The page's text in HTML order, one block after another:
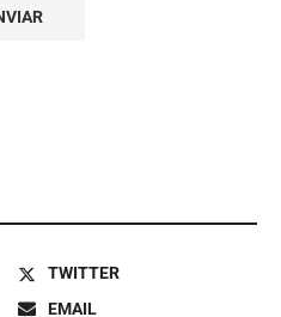
TWITTER
EMAIL